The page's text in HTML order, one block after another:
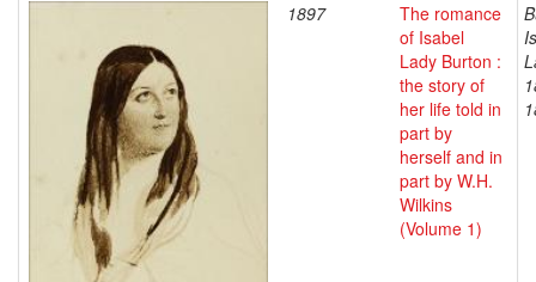
1897
The romance
of Isabel
Lady Burton :
the story of
her life told in
part by
herself and in
part by W.H.
Wilkins
(Volume 1)